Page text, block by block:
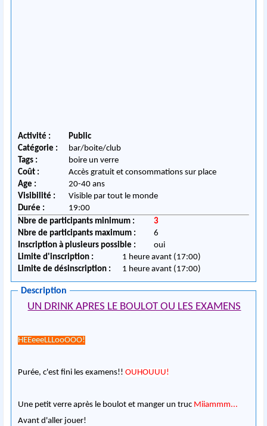
Activité :
Public
Catégorie :
bar/boite/club
Tags :
boire un verre
Coût :
Accès gratuit et consommations sur place
Age :
20-40 ans
Visibilité :
Visible par tout le monde
Durée :
19:00
Nbre de participants minimum :
3
Nbre de participants maximum :
6
Inscription à plusieurs possible :
oui
Limite d'inscription :
1 heure avant (17:00)
Limite de désinscription :
1 heure avant (17:00)
Description
UN DRINK APRES LE BOULOT OU LES EXAMENS
HEEeeeLLLooOOO!
Purée, c'est fini les examens!!OUHOUUU!
Une petit verre après le boulot et manger un truc Miiammm...
Avant d'aller jouer!